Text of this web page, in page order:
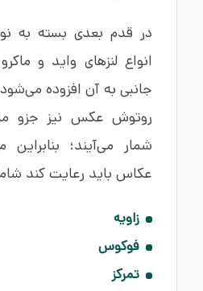
در قدم بعدی بسته به
انواع لنزهای واید و
جانبی به آن افزوده
روتوش عکس نیز جزو
شمار می‌آیند؛
عکاس باید رعایت کند
زاویه
فوکوس
تمرکز